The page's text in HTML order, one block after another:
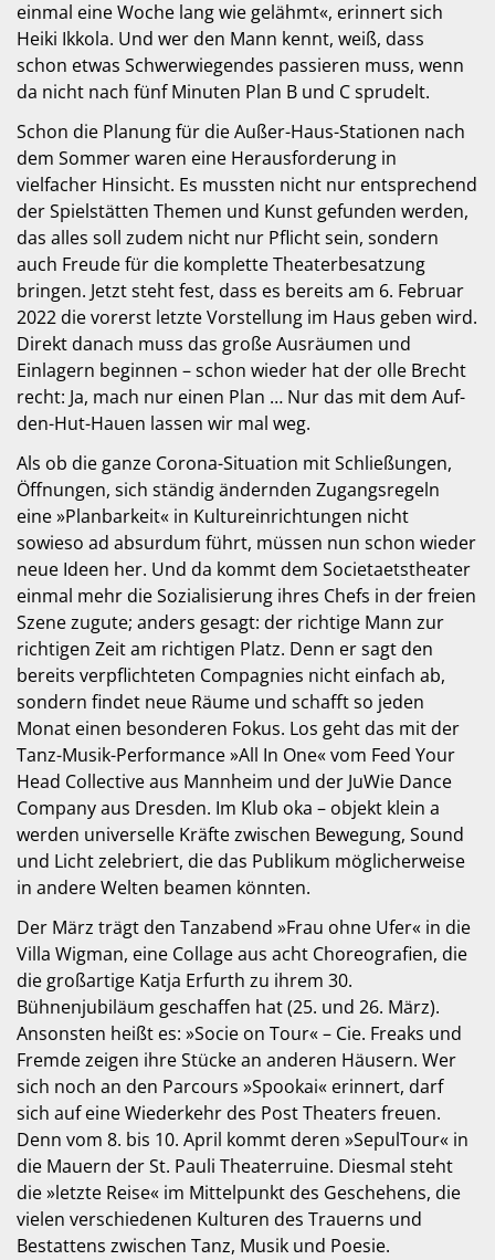
einmal eine Woche lang wie gelähmt«, erinnert sich
Heiki Ikkola. Und wer den Mann kennt, weiß, dass
schon etwas Schwerwiegendes passieren muss, wenn
da nicht nach fünf Minuten Plan B und C sprudelt.
Schon die Planung für die Außer-Haus-Stationen nach
dem Sommer waren eine Herausforderung in
vielfacher Hinsicht. Es mussten nicht nur entsprechend
der Spielstätten Themen und Kunst gefunden werden,
das alles soll zudem nicht nur Pflicht sein, sondern
auch Freude für die komplette Theaterbesatzung
bringen. Jetzt steht fest, dass es bereits am 6. Februar
2022 die vorerst letzte Vorstellung im Haus geben wird.
Direkt danach muss das große Ausräumen und
Einlagern beginnen – schon wieder hat der olle Brecht
recht: Ja, mach nur einen Plan … Nur das mit dem Auf-
den-Hut-Hauen lassen wir mal weg.
Als ob die ganze Corona-Situation mit Schließungen,
Öffnungen, sich ständig ändernden Zugangsregeln
eine »Planbarkeit« in Kultureinrichtungen nicht
sowieso ad absurdum führt, müssen nun schon wieder
neue Ideen her. Und da kommt dem Societaetstheater
einmal mehr die Sozialisierung ihres Chefs in der freien
Szene zugute; anders gesagt: der richtige Mann zur
richtigen Zeit am richtigen Platz. Denn er sagt den
bereits verpflichteten Compagnies nicht einfach ab,
sondern findet neue Räume und schafft so jeden
Monat einen besonderen Fokus. Los geht das mit der
Tanz-Musik-Performance »All In One« vom Feed Your
Head Collective aus Mannheim und der JuWie Dance
Company aus Dresden. Im Klub oka – objekt klein a
werden universelle Kräfte zwischen Bewegung, Sound
und Licht zelebriert, die das Publikum möglicherweise
in andere Welten beamen könnten.
Der März trägt den Tanzabend »Frau ohne Ufer« in die
Villa Wigman, eine Collage aus acht Choreografien, die
die großartige Katja Erfurth zu ihrem 30.
Bühnenjubiläum geschaffen hat (25. und 26. März).
Ansonsten heißt es: »Socie on Tour« – Cie. Freaks und
Fremde zeigen ihre Stücke an anderen Häusern. Wer
sich noch an den Parcours »Spookai« erinnert, darf
sich auf eine Wiederkehr des Post Theaters freuen.
Denn vom 8. bis 10. April kommt deren »SepulTour« in
die Mauern der St. Pauli Theaterruine. Diesmal steht
die »letzte Reise« im Mittelpunkt des Geschehens, die
vielen verschiedenen Kulturen des Trauerns und
Bestattens zwischen Tanz, Musik und Poesie.